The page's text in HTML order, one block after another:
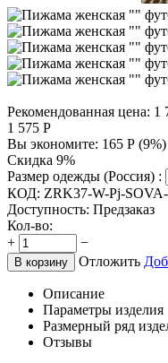
Рекомендованная цена: 1
1 575 Р
Вы экономите: 165 Р (9%)
Скидка 9%
Размер одежды (Россия) :
КОД: ZRK37-W-Pj-
Доступность: Предзаказ
Кол-во:
+
−
В корзину Отложить
Описание
Параметры изделия
Размерный ряд
Отзывы